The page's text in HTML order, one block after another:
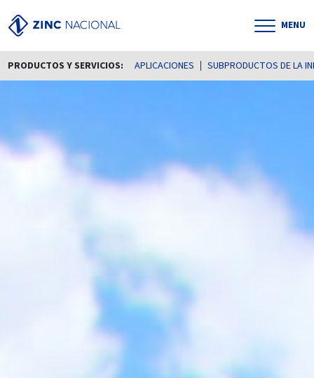
MENU
PRODUCTOS Y SERVICIOS: APLICACIONES SUBPRODUCTOS DE LA